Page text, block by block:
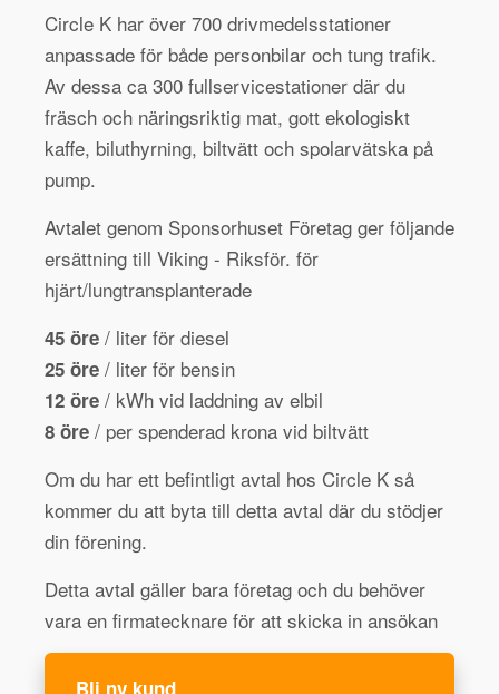
Circle K har över 700 drivmedelsstationer
anpassade för både personbilar och tung trafik.
Av dessa ca 300 fullservicestationer där du
fräsch och näringsriktig mat, gott ekologiskt
kaffe, biluthyrning, biltvätt och spolarvätska på
pump.
Avtalet genom Sponsorhuset Företag ger följande
ersättning till Viking - Riksför. för
hjärt/lungtransplanterade
45 öre / liter för diesel
25 öre / liter för bensin
12 öre / kWh vid laddning av elbil
8 öre / per spenderad krona vid biltvätt
Om du har ett befintligt avtal hos Circle K så
kommer du att byta till detta avtal där du stödjer
din förening.
Detta avtal gäller bara företag och du behöver
vara en firmatecknare för att skicka in ansökan
Bli ny kund